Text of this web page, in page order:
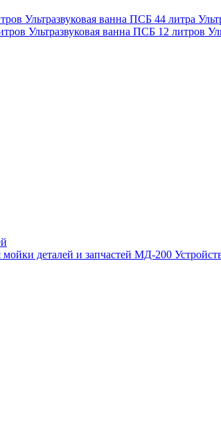
Ультразвуковая ванна ПСБ 44 литра
Ультразвуковая ванна ПСБ 12 литров
мойки деталей и запчастей МД-200